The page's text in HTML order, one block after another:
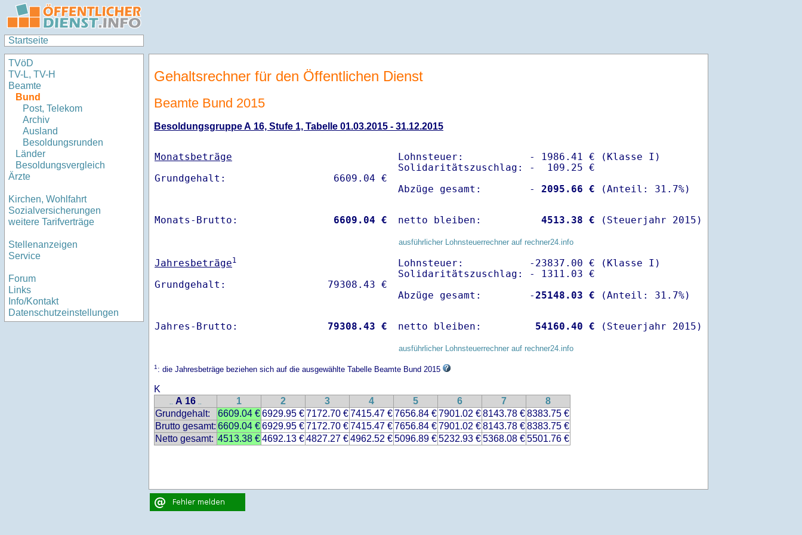
Startseite
TVöD
TV-L, TV-H
Beamte
Bund
Post, Telekom
Archiv
Ausland
Besoldungsrunden
Länder
Besoldungsvergleich
Ärzte
Kirchen, Wohlfahrt
Sozialversicherungen
weitere Tarifverträge
Stellenanzeigen
Service
Forum
Links
Info/Kontakt
Datenschutzeinstellungen
Gehaltsrechner für den Öffentlichen Dienst
Beamte Bund 2015
Besoldungsgruppe A 16, Stufe 1, Tabelle 01.03.2015 - 31.12.2015
Monatsbeträge
Lohnsteuer:           - 1986.41 € (Klasse I)
Solidaritätszuschlag: -  109.25 €
Abzüge gesamt:        -
2095.66 €
Monats-Brutto: 6609.04 € netto bleiben: 4513.38 € (Steuerjahr 2015)
ausführlicher Lohnsteuerrechner auf rechner24.info
Jahresbeträge1
Lohnsteuer:           -23837.00 € (Klasse I)
Solidaritätszuschlag: - 1311.03 €
Abzüge gesamt:        -25148.03 €
Jahres-Brutto: 79308.43 € netto bleiben: 54160.40 € (Steuerjahr 2015)
ausführlicher Lohnsteuerrechner auf rechner24.info
1: die Jahresbeträge beziehen sich auf die ausgewählte Tabelle Beamte Bund 2015
K
.. A 16 .. 1 2 3 4 5 6 7
8
Grundgehalt:
6609.04 €6929.95 €7172.70 €7415.47 €7656.84 €7901.02 €8143.78 €8383.75 €
Brutto gesamt: 6609.04 €6929.95 €7172.70 €7415.47 €7656.84 €7901.02 €8143.78 €8383.75 €
Netto gesamt: 4513.38 €4692.13 €4827.27 €4962.52 €5096.89 €5232.93 €5368.08 €5501.76 €